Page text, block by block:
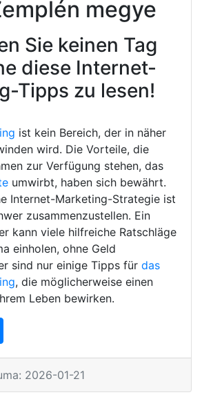
megye
Sie keinen Tag
diese Internet-
Tipps zu lesen!
ist kein Bereich, der in näher
wird. Die Vorteile, die
zur Verfügung stehen, das
umwirbt, haben sich bewährt.
Internet-Marketing-Strategie ist
zusammenzustellen. Ein
kann viele hilfreiche Ratschläge
einholen, ohne Geld
sind nur einige Tipps für das
, die möglicherweise einen
Leben bewirken.
2026-01-21